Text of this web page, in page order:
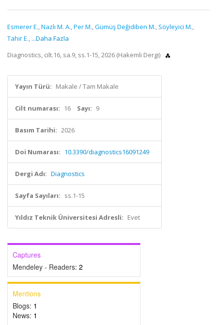
Esmerer E.,Nazlı M. A.,Per M.,Gümüş Değidiben M., Söyleyici M.,
Tahir E., ...Daha Fazla
Diagnostics, cilt.16, sa.9, ss.1-15, 2026 (Hakemli Dergi)
Yayın Türü: Makale / Tam Makale
Cilt numarası: 16 Sayı: 9
Basım Tarihi: 2026
Doi Numarası: 10.3390/diagnostics16091249
Dergi Adı: Diagnostics
Sayfa Sayıları: ss.1-15
Yıldız Teknik Üniversitesi Adresli: Evet
Captures
Mendeley - Readers: 2
Mentions
Blogs: 1
News: 1